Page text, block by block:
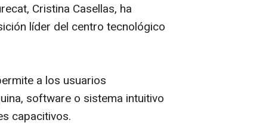
Cristina Casellas, ha
líder del centro tecnológico
a los usuarios
software o sistema intuitivo
capacitivos.